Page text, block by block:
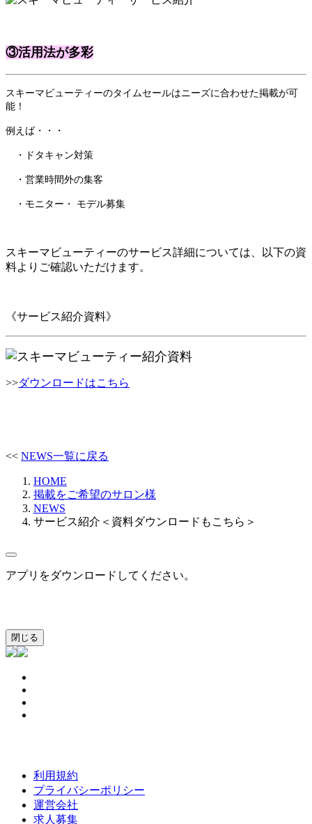
③活用法が多彩
スキーマビューティーのタイムセールはニーズに合わせた掲載が可
能！
例えば・・・
・ドタキャン対策
・営業時間外の集客
・モニター・ モデル募集
スキーマビューティーのサービス詳細については、以下の資
料よりご確認いただけます。
《サービス紹介資料》
>>ダウンロードはこちら
<< NEWS一覧に戻る
HOME
掲載をご希望のサロン様
NEWS
サービス紹介＜資料ダウンロードもこちら＞
アプリをダウンロードしてください。
閉じる
利用規約
プライバシーポリシー
運営会社
求人募集